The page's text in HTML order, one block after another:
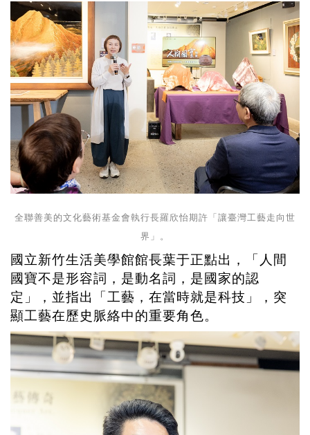
全聯善美的文化藝術基金會執行長羅欣怡期許「讓臺灣工藝走向世
界」。
國立新竹生活美學館館長葉于正點出，「人間
國寶不是形容詞，是動名詞，是國家的認
定」，並指出「工藝，在當時就是科技」，突
顯工藝在歷史脈絡中的重要角色。